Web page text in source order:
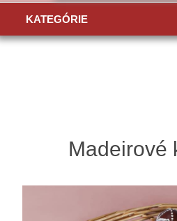
KATEGÓRIE
Madeirové